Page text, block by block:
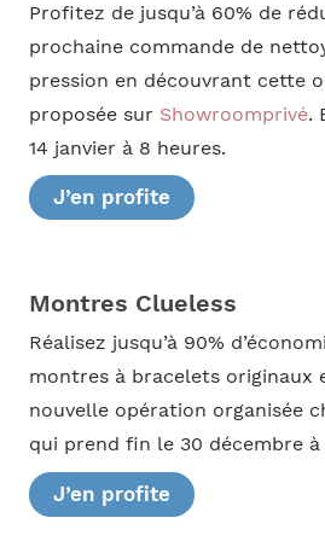
Profitez de jusqu’à 60% de
prochaine commande de
pression en découvrant cette
proposée sur Showroomprivé.
14 janvier à 8 heures.
J’en profite
Montres Clueless
Réalisez jusqu’à 90%
montres à bracelets originaux
nouvelle opération organisée
qui prend fin le 30 décembre à
J’en profite